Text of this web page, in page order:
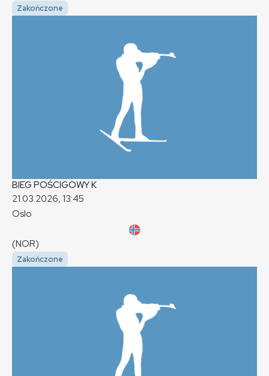
Zakończone
BIEG POŚCIGOWYK
21.03.2026, 13:45
Oslo
(NOR)
Zakończone